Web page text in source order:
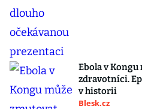
Ebola v
zdravotníci.
v historii
Blesk.cz